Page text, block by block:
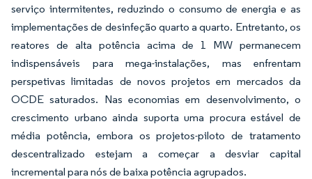
serviço intermitentes, reduzindo o consumo de energia e as
implementações de desinfeção quarto a quarto. Entretanto, os
reatores de alta potência acima de 1 MW permanecem
indispensáveis para mega-instalações, mas enfrentam
perspetivas limitadas de novos projetos em mercados da
OCDE saturados. Nas economias em desenvolvimento, o
crescimento urbano ainda suporta uma procura estável de
média potência, embora os projetos-piloto de tratamento
descentralizado estejam a começar a desviar capital
incremental para nós de baixa potência agrupados.